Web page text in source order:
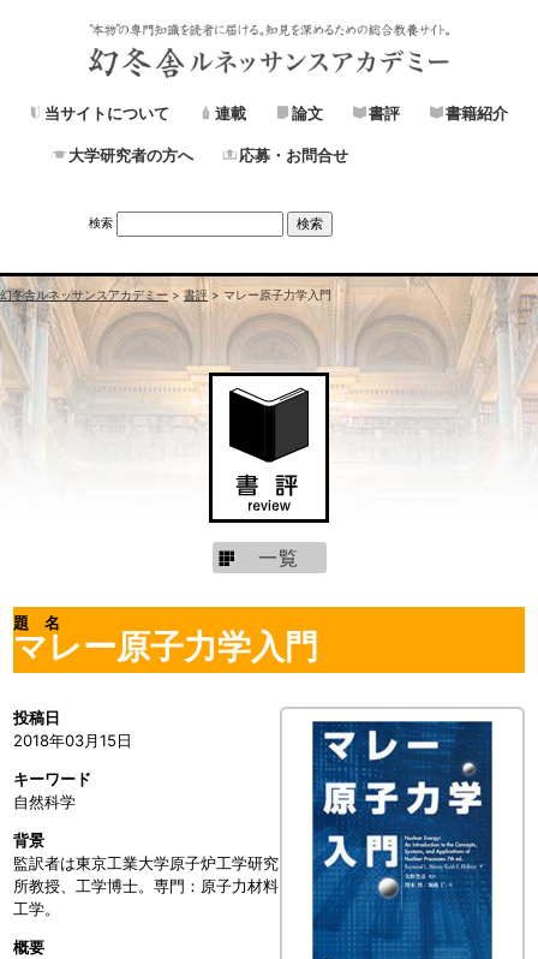
当サイトについて 連載 論文 書評 書籍紹介
大学研究者の方へ 応募・お問合せ
検索
幻冬舎ルネッサンスアカデミー > 書評 > マレー原子力学入門
一覧
題 名
マレー原子力学入門
投稿日
2018年03月15日
キーワード
自然科学
背景
監訳者は東京工業大学原子炉工学研究
所教授、工学博士。専門：原子力材料
工学。
概要